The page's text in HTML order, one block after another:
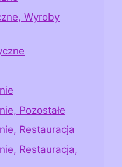
Wyroby
Pozostałe
Restauracja
Restauracja,